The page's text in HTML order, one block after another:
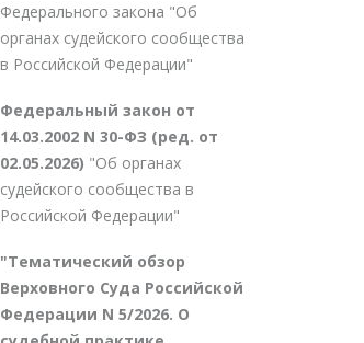
Федерального закона "Об
органах судейского сообщества
в Российской Федерации"
Федеральный закон от
14.03.2002 N 30-ФЗ (ред. от
02.05.2026) "Об органах
судейского сообщества в
Российской Федерации"
"Тематический обзор
Верховного Суда Российской
Федерации N 5/2026. О